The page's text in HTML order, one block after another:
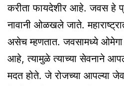
करीता फायदेशीर आहे. जवस हे
नावानी ओळखले जाते.
असेच म्हणतात. जवसामध्ये ओमेगा
आहे, त्यामुळे त्याच्या सेवनाने आपले
मदत होते. जे रोजच्या आपल्या